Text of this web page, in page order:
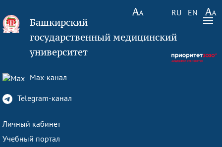
RU EN
Башкирский
государственный медицинский
университет
Max-канал
Telegram-канал
Личный кабинет
Учебный портал